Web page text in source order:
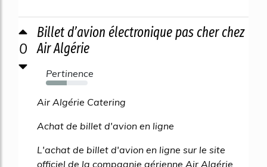
0
Billet d’avion électronique pas cher chez
Air Algérie
Pertinence
50%
Air Algérie Catering
Achat de billet d'avion en ligne
L'achat de billet d'avion en ligne sur le site
officiel de la compagnie aérienne Air Algérie